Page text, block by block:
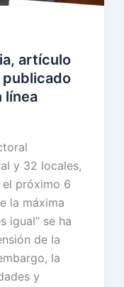
artículo
publicado
línea
y 32 locales,
próximo 6
la máxima
igual” se ha
de la
la
y